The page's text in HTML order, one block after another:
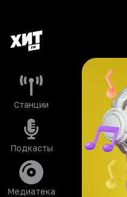
Станции
Подкасты
Медиатека